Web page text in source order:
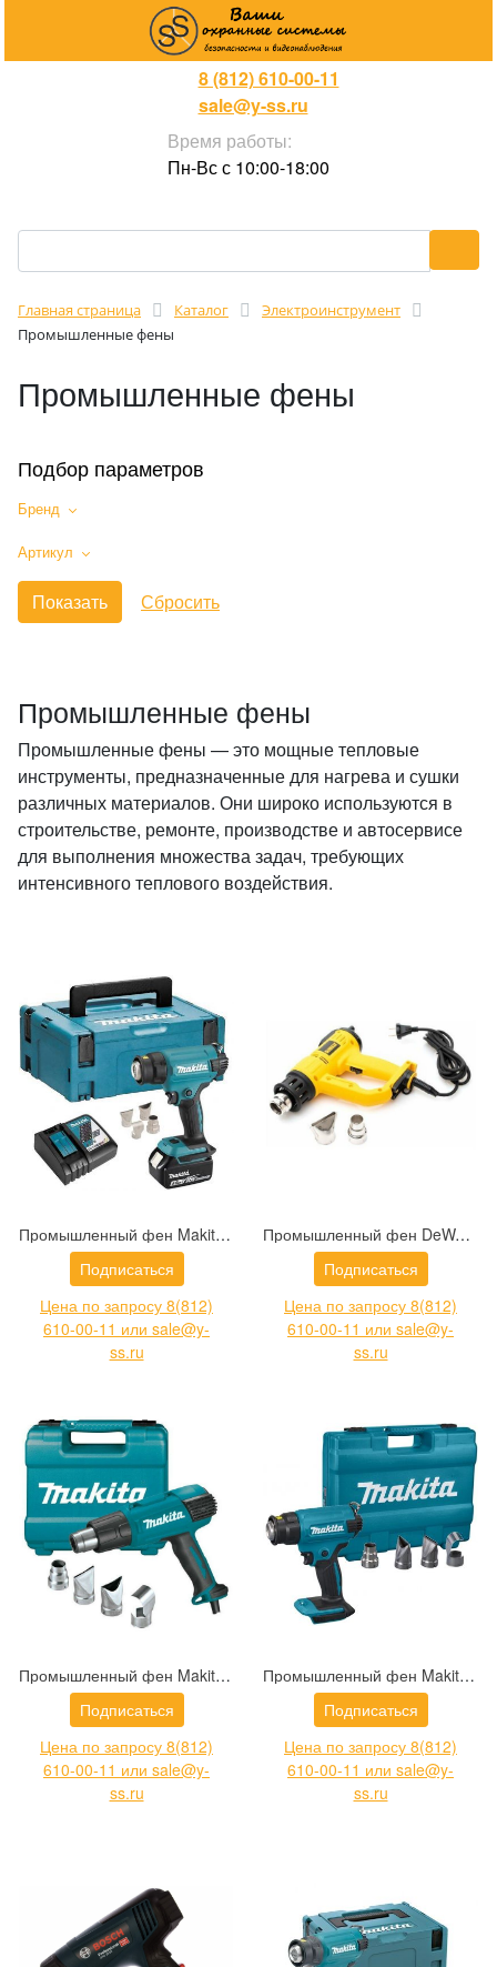
8 (812) 610-00-11
sale@y-ss.ru
Время работы:
Пн-Вс с 10:00-18:00
Главная страница Каталог
Электроинструмент
Промышленные фены
Промышленные фены
Подбор параметров
Бренд
Артикул
Промышленные фены
Промышленные фены — это мощные тепловые
инструменты, предназначенные для нагрева и сушки
различных материалов. Они широко используются в
строительстве, ремонте, производстве и автосервисе
для выполнения множества задач, требующих
интенсивного теплового воздействия.
Промышленный фен Makita DHG181RT1J
Подписаться
Цена по запросу 8(812)
610-00-11 или sale@y-
ss.ru
Промышленный фен DeWalt D26414 (D26414-QS)
Подписаться
Цена по запросу 8(812)
610-00-11 или sale@y-
ss.ru
Промышленный фен Makita HG6530VK
Подписаться
Цена по запросу 8(812)
610-00-11 или sale@y-
ss.ru
Промышленный фен Makita DHG180ZK
Подписаться
Цена по запросу 8(812)
610-00-11 или sale@y-
ss.ru